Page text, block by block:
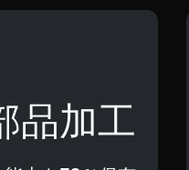
品加工